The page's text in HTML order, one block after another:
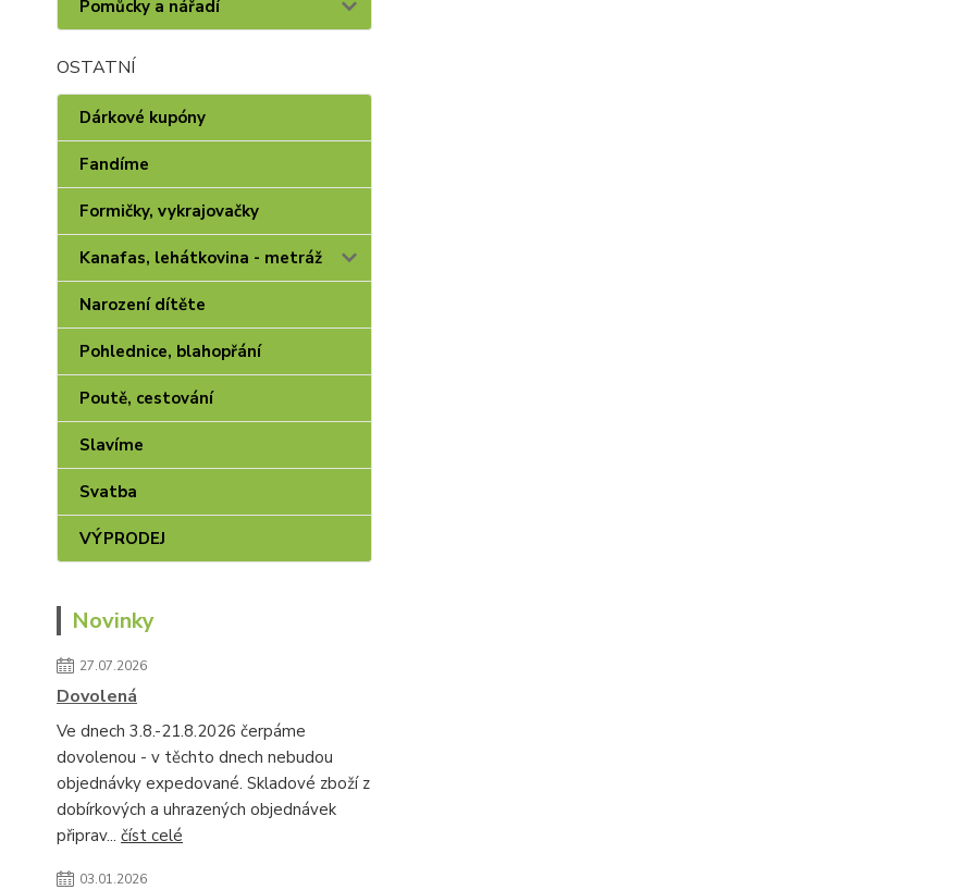
Pomůcky a nářadí
OSTATNÍ
Dárkové kupóny
Fandíme
Formičky, vykrajovačky
Kanafas, lehátkovina - metráž
Narození dítěte
Pohlednice, blahopřání
Poutě, cestování
Slavíme
Svatba
VÝPRODEJ
Novinky
27.07.2026
Dovolená
Ve dnech 3.8.-21.8.2026 čerpáme
dovolenou - v těchto dnech nebudou
objednávky expedované. Skladové zboží z
dobírkových a uhrazených objednávek
připrav... číst celé
03.01.2026